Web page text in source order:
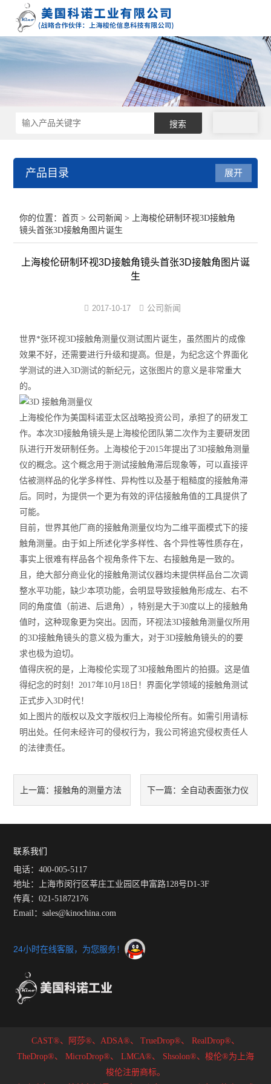
产品目录
表面张力仪
界面张力仪
水滴角测量仪
光谱色谱分析仪器
TOF相机（Time of Flight）
展开
你的位置：首页 > 公司新闻 > 上海梭伦研制环视3D接触角
镜头首张3D接触角图片诞生
上海梭伦研制环视3D接触角镜头首张3D接触角图片诞
生
2017-10-17 公司新闻
世界*张环视3D接触角测量仪测试图片诞生，虽然图片的成像
效果不好，还需要进行升级和提高。但是，为纪念这个界面化
学测试的进入3D测试的新纪元，这张图片的意义是非常重大
的。
上海梭伦作为美国科诺亚太区战略投资公司，承担了的研发工
作。本次3D接触角镜头是上海梭伦团队第二次作为主要研发团
队进行开发研制任务。上海梭伦于2015年提出了3D接触角测量
仪的概念。这个概念用于测试接触角滞后现象等，可以直接评
估被测样品的化学多样性、异构性以及基于粗糙度的接触角滞
后。同时，为提供一个更为有效的评估接触角值的工具提供了
可能。
目前，世界其他厂商的接触角测量仪均为二维平面模式下的接
触角测量。由于如上所述化学多样性、各个异性等性质存在，
事实上很难有样品各个视角条件下左、右接触角是一致的。
且，绝大部分商业化的接触角测试仪器均未提供样品台二次调
整水平功能，缺少本项功能，会明显导致接触角形成左、右不
同的角度值（前进、后退角），特别是大于30度以上的接触角
值时，这种现象更为突出。因而，环视法3D接触角测量仪所用
的3D接触角镜头的意义极为重大，对于3D接触角镜头的的要
求也极为迫切。
值得庆祝的是，上海梭伦实现了3D接触角图片的拍摄。这是值
得纪念的时刻！2017年10月18日！界面化学领域的接触角测试
正式步入3D时代！
如上图片的版权以及文字版权归上海梭伦所有。如需引用请标
明出处。任何未经许可的侵权行为，我公司将追究侵权责任人
的法律责任。
上一篇：接触角的测量方法 下一篇： 全自动表面张力仪
联系我们
电话：400-005-5117
地址：上海市闵行区莘庄工业园区申富路128号D1-3F
传真：021-51872176
Email：sales@kinochina.com
24小时在线客服，为您服务！
CAST®、阿莎®、ADSA®、 TrueDrop®、
RealDrop®、
TheDrop®、
MicroDrop®、 LMCA®、
Shsolon®、梭伦®为上海
梭伦注册商标。